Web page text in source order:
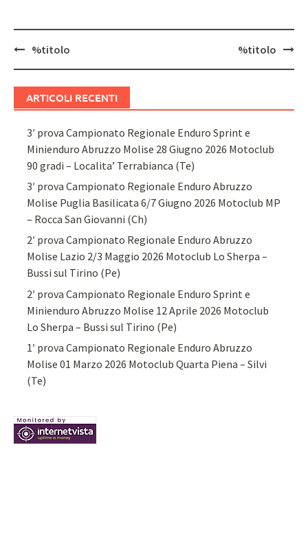
Navigazione
%titolo %titolo
ARTICOLI RECENTI
3′ prova Campionato Regionale Enduro Sprint e
Minienduro Abruzzo Molise 28 Giugno 2026 Motoclub
90 gradi – Localita’ Terrabianca (Te)
3′ prova Campionato Regionale Enduro Abruzzo
Molise Puglia Basilicata 6/7 Giugno 2026 Motoclub MP
– Rocca San Giovanni (Ch)
2′ prova Campionato Regionale Enduro Abruzzo
Molise Lazio 2/3 Maggio 2026 Motoclub Lo Sherpa –
Bussi sul Tirino (Pe)
2′ prova Campionato Regionale Enduro Sprint e
Minienduro Abruzzo Molise 12 Aprile 2026 Motoclub
Lo Sherpa – Bussi sul Tirino (Pe)
1′ prova Campionato Regionale Enduro Abruzzo
Molise 01 Marzo 2026 Motoclub Quarta Piena – Silvi
(Te)